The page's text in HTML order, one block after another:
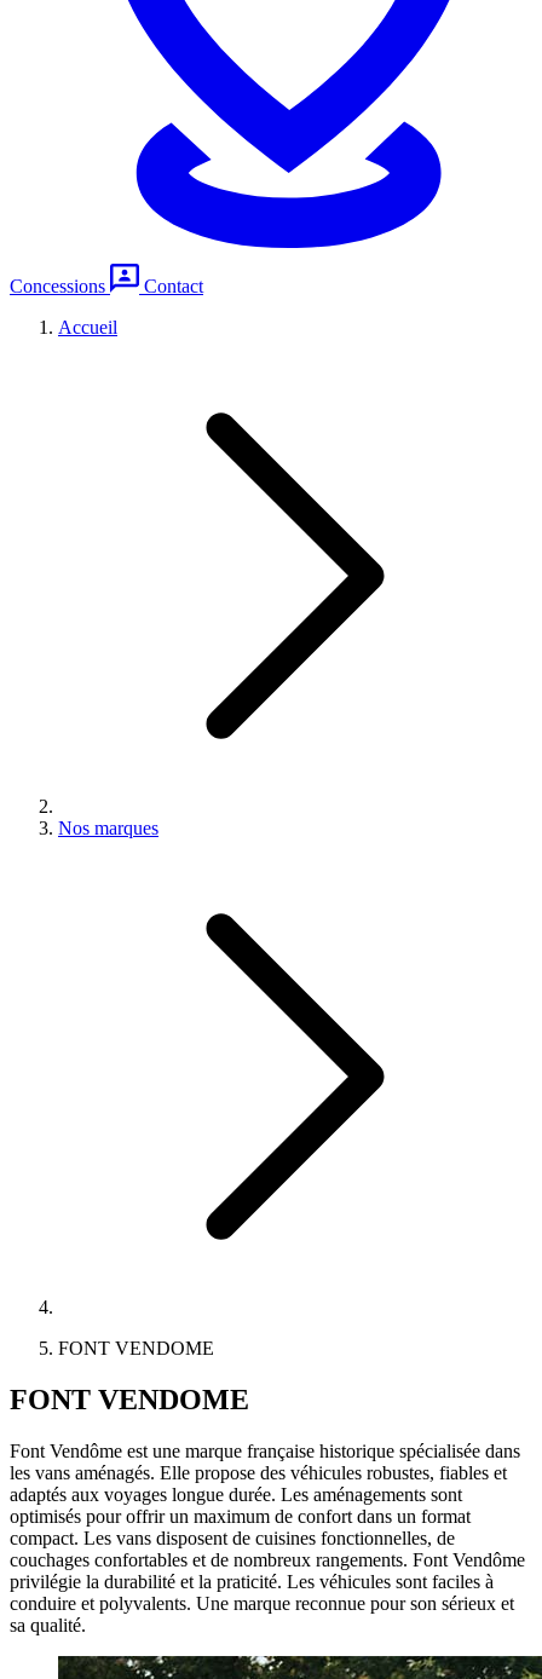
Concessions
Contact
Accueil
Nos marques
FONT VENDOME
FONT VENDOME
Font Vendôme est une marque française historique spécialisée dans
les vans aménagés. Elle propose des véhicules robustes, fiables et
adaptés aux voyages longue durée. Les aménagements sont
optimisés pour offrir un maximum de confort dans un format
compact. Les vans disposent de cuisines fonctionnelles, de
couchages confortables et de nombreux rangements. Font Vendôme
privilégie la durabilité et la praticité. Les véhicules sont faciles à
conduire et polyvalents. Une marque reconnue pour son sérieux et
sa qualité.